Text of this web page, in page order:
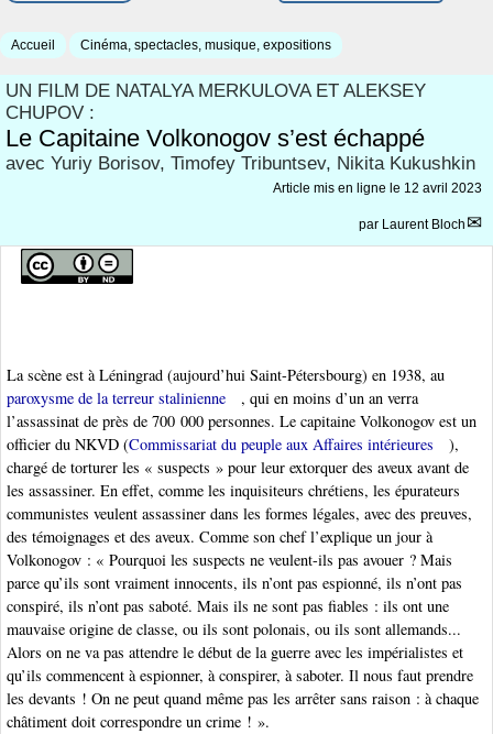
Accueil Cinéma, spectacles, musique, expositions
UN FILM DE NATALYA MERKULOVA ET ALEKSEY
CHUPOV :
Le Capitaine Volkonogov s’est échappé
avec Yuriy Borisov, Timofey Tribuntsev, Nikita Kukushkin
Article mis en ligne le 12 avril 2023
par Laurent Bloch
La scène est à Léningrad (aujourd’hui Saint-Pétersbourg) en 1938, au
paroxysme de la terreur stalinienne
, qui en moins d’un an verra
l’assassinat de près de 700 000 personnes. Le capitaine Volkonogov est un
officier du NKVD (Commissariat du peuple aux Affaires intérieures
),
chargé de torturer les « suspects » pour leur extorquer des aveux avant de
les assassiner. En effet, comme les inquisiteurs chrétiens, les épurateurs
communistes veulent assassiner dans les formes légales, avec des preuves,
des témoignages et des aveux. Comme son chef l’explique un jour à
Volkonogov : « Pourquoi les suspects ne veulent-ils pas avouer ? Mais
parce qu’ils sont vraiment innocents, ils n’ont pas espionné, ils n’ont pas
conspiré, ils n’ont pas saboté. Mais ils ne sont pas fiables : ils ont une
mauvaise origine de classe, ou ils sont polonais, ou ils sont allemands...
Alors on ne va pas attendre le début de la guerre avec les impérialistes et
qu’ils commencent à espionner, à conspirer, à saboter. Il nous faut prendre
les devants ! On ne peut quand même pas les arrêter sans raison : à chaque
châtiment doit correspondre un crime ! ».